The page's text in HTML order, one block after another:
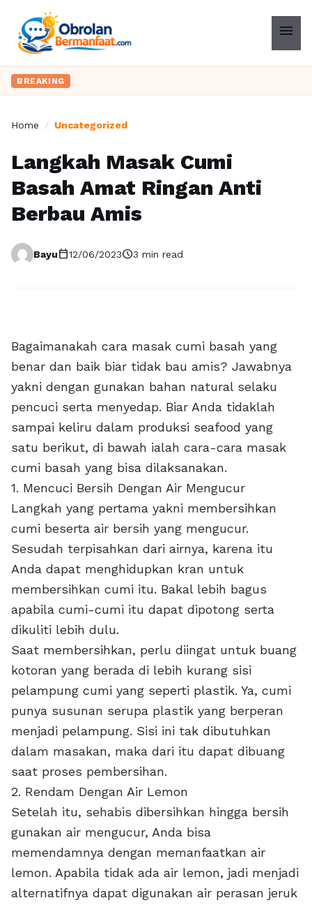
menu
BREAKING
Home / Uncategorized
Langkah Masak Cumi
Basah Amat Ringan Anti
Berbau Amis
Bayucalendar_today12/06/2023schedule3 min read
Bagaimanakah cara masak cumi basah yang
benar dan baik biar tidak bau amis? Jawabnya
yakni dengan gunakan bahan natural selaku
pencuci serta menyedap. Biar Anda tidaklah
sampai keliru dalam produksi seafood yang
satu berikut, di bawah ialah cara-cara masak
cumi basah yang bisa dilaksanakan.
1. Mencuci Bersih Dengan Air Mengucur
Langkah yang pertama yakni membersihkan
cumi beserta air bersih yang mengucur.
Sesudah terpisahkan dari airnya, karena itu
Anda dapat menghidupkan kran untuk
membersihkan cumi itu. Bakal lebih bagus
apabila cumi-cumi itu dapat dipotong serta
dikuliti lebih dulu.
Saat membersihkan, perlu diingat untuk buang
kotoran yang berada di lebih kurang sisi
pelampung cumi yang seperti plastik. Ya, cumi
punya susunan serupa plastik yang berperan
menjadi pelampung. Sisi ini tak dibutuhkan
dalam masakan, maka dari itu dapat dibuang
saat proses pembersihan.
2. Rendam Dengan Air Lemon
Setelah itu, sehabis dibersihkan hingga bersih
gunakan air mengucur, Anda bisa
memendamnya dengan memanfaatkan air
lemon. Apabila tidak ada air lemon, jadi menjadi
alternatifnya dapat digunakan air perasan jeruk